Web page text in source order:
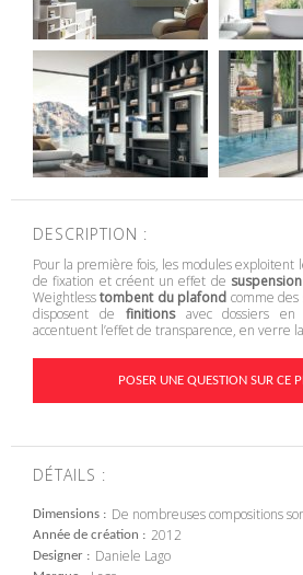
DESCRIPTION :
Pour la première fois, les modules exploitent
de fixation et créent un effet de
Weightlesstombent du plafond comme des
disposent de finitionsavec dossiers en
accentuent l’effet de transparence, en verre
POSER UNE QUESTION SUR CE
DÉTAILS :
Dimensions De nombreuses compositions
Année de création 2012
Designer Daniele Lago